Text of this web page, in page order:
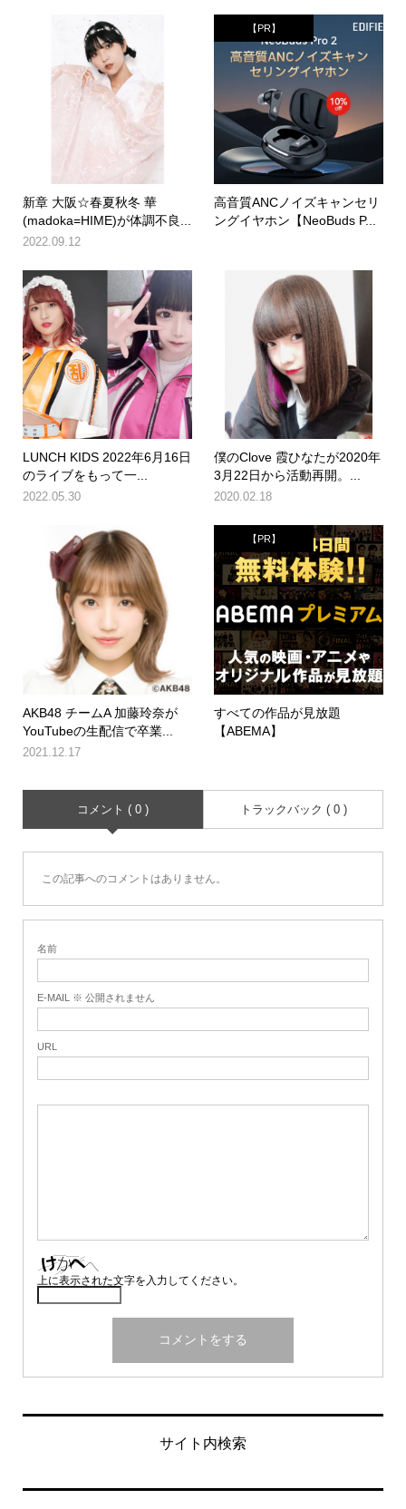
新章 大阪☆春夏秋冬 華
(madoka=HIME)が体調不良...
2022.09.12
【PR】
高音質ANCノイズキャンセリ
ングイヤホン【NeoBuds P...
LUNCH KIDS 2022年6月16日
のライブをもって一...
2022.05.30
僕のClove 霞ひなたが2020年
3月22日から活動再開。...
2020.02.18
AKB48 チームA 加藤玲奈が
YouTubeの生配信で卒業...
2021.12.17
【PR】
すべての作品が見放題
【ABEMA】
コメント ( 0 ) トラックバック ( 0 )
この記事へのコメントはありません。
名前
E-MAIL ※ 公開されません
URL
上に表示された文字を入力してください。
サイト内検索